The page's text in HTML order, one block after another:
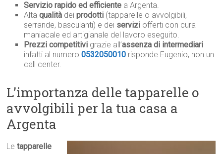
Servizio rapido ed efficiente a Argenta.
Altaqualità deiprodotti (tapparelle o avvolgibili,
serrande, basculanti) e dei servizi offerti con cura
maniacale ed artigianale del lavoro eseguito.
Prezzi competitivi grazie all’assenza di intermediari
infatti al numero0532050010 risponde Eugenio, non un
call center.
L’importanza delle tapparelle o
avvolgibili per la tua casa a
Argenta
Letapparelle